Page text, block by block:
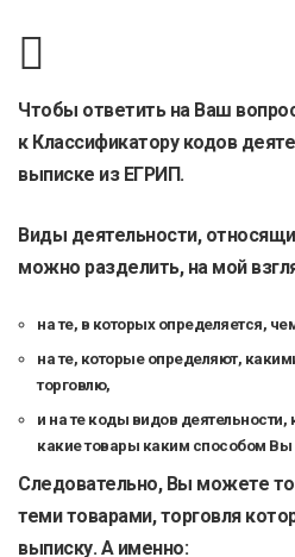
Чтобы ответить на Ваш
к Классификатору кодов
выписке из ЕГРИП.
Виды деятельности,
можно разделить, на мой
на те, в которых определяется,
на те, которые определяют,
торговлю,
и на те коды видов
какие товары каким способом
Следовательно, Вы можете
теми товарами, торговля
выписку. А именно: